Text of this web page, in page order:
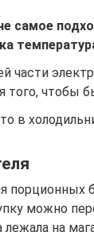
самое
того, чтобы
в
порционных
можно
на